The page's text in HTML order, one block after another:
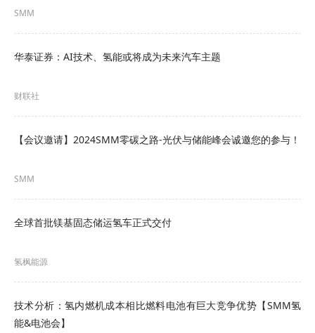
SMM
华泰证券：AI技术、氢能或将成为未来汽车主题
财联社
【会议邀请】2024SMM零碳之路-光伏与储能峰会诚邀您的参与！
SMM
全球首批镁基固态储运氢车正式交付
氢枫能源
技术分析：氢内燃机成本相比燃料电池有巨大竞争优势【SMM氢
能&电池会】